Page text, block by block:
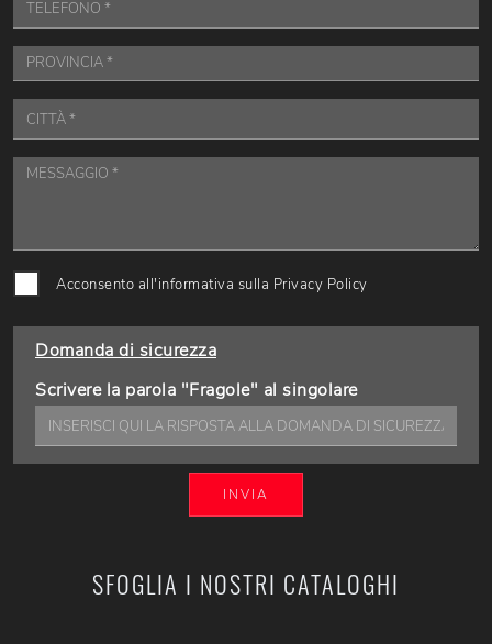
SFOGLIA I NOSTRI CATALOGHI
Acconsento all'informativa sulla Privacy Policy
Domanda di sicurezza
Scrivere la parola "Fragole" al singolare
INVIA